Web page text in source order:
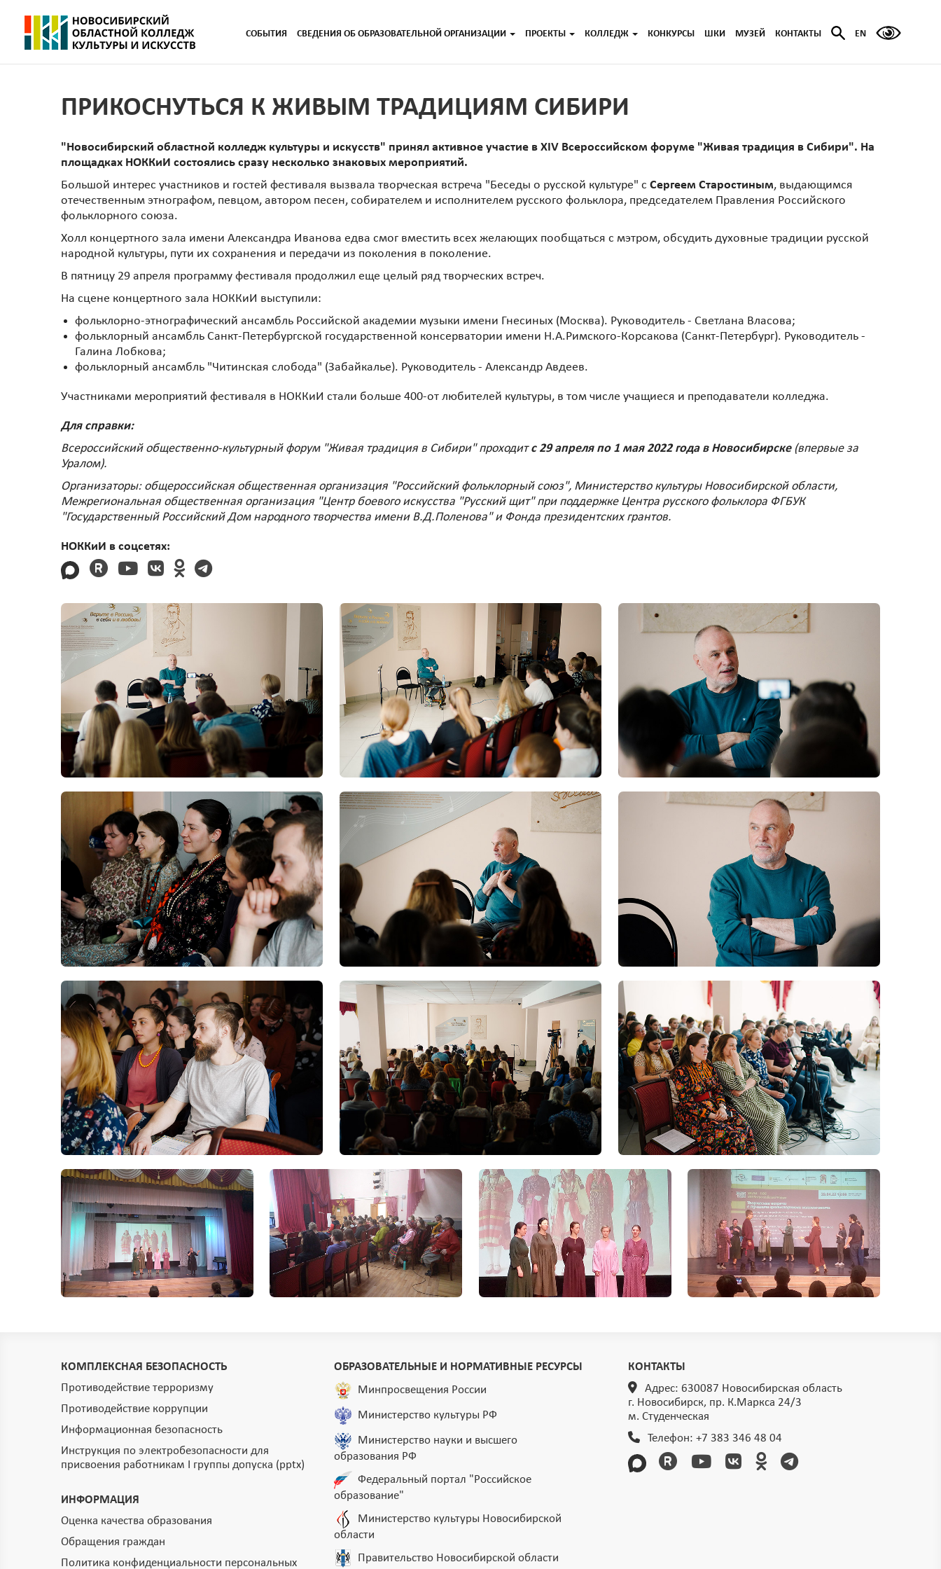
СОБЫТИЯ СВЕДЕНИЯ ОБ ОБРАЗОВАТЕЛЬНОЙ ОРГАНИЗАЦИИ ПРОЕКТЫ КОЛЛЕДЖ КОНКУРСЫ ШКИ МУЗЕЙ КОНТАКТЫ EN
ПРИКОСНУТЬСЯ К ЖИВЫМ ТРАДИЦИЯМ СИБИРИ
"Новосибирский областной колледж культуры и искусств" принял активное участие в XIV Всероссийском форуме "Живая традиция в Сибири". На
площадках НОККиИ состоялись сразу несколько знаковых мероприятий.
Большой интерес участников и гостей фестиваля вызвала творческая встреча "Беседы о русской культуре" с Сергеем Старостиным, выдающимся
отечественным этнографом, певцом, автором песен, собирателем и исполнителем русского фольклора, председателем Правления Российского
фольклорного союза.
Холл концертного зала имени Александра Иванова едва смог вместить всех желающих пообщаться с мэтром, обсудить духовные традиции русской
народной культуры, пути их сохранения и передачи из поколения в поколение.
В пятницу 29 апреля программу фестиваля продолжил еще целый ряд творческих встреч.
На сцене концертного зала НОККиИ выступили:
фольклорно-этнографический ансамбль Российской академии музыки имени Гнесиных (Москва). Руководитель - Светлана Власова;
фольклорный ансамбль Санкт-Петербургской государственной консерватории имени Н.А.Римского-Корсакова (Санкт-Петербург). Руководитель -
Галина Лобкова;
фольклорный ансамбль "Читинская слобода" (Забайкалье). Руководитель - Александр Авдеев.
Участниками мероприятий фестиваля в НОККиИ стали больше 400-от любителей культуры, в том числе учащиеся и преподаватели колледжа.
Для справки:
Всероссийский общественно-культурный форум "Живая традиция в Сибири" проходитс 29 апреля по 1 мая 2022 года в Новосибирске(впервые за
Уралом).
Организаторы: общероссийская общественная организация "Российский фольклорный союз", Министерство культуры Новосибирской области,
Межрегиональная общественная организация "Центр боевого искусства "Русский щит" при поддержке Центра русского фольклора ФГБУК
"Государственный Российский Дом народного творчества имени В.Д.Поленова" и Фонда президентских грантов.
НОККиИ в соцсетях:
КОМПЛЕКСНАЯ БЕЗОПАСНОСТЬ
Противодействие терроризму
Противодействие коррупции
Информационная безопасность
Инструкция по электробезопасности для
присвоения работникам I группы допуска (pptx)
ИНФОРМАЦИЯ
Оценка качества образования
Обращения граждан
Политика конфиденциальности персональных
ОБРАЗОВАТЕЛЬНЫЕ И НОРМАТИВНЫЕ РЕСУРСЫ
Минпросвещения России
Министерство культуры РФ
Министерство науки и высшего
образования РФ
Федеральный портал "Российское
образование"
Министерство культуры Новосибирской
области
Правительство Новосибирской области
КОНТАКТЫ
Адрес: 630087 Новосибирская область
г. Новосибирск, пр. К.Маркса 24/3
м. Студенческая
Телефон: +7 383 346 48 04